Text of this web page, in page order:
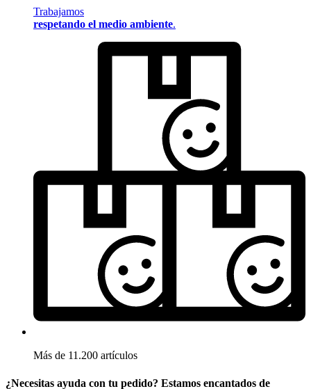
Trabajamos
respetando el medio ambiente.
Más de 11.200 artículos
¿Necesitas ayuda con tu pedido? Estamos encantados de